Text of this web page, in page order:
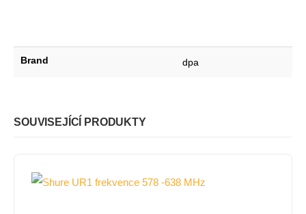
Brand dpa
SOUVISEJÍCÍ PRODUKTY